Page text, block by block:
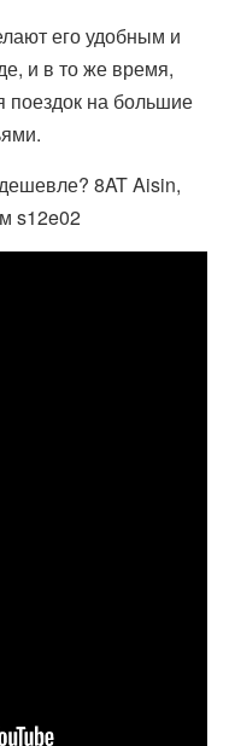
его удобным и
и в то же время,
поездок на большие
8AT Aisin,
s12e02